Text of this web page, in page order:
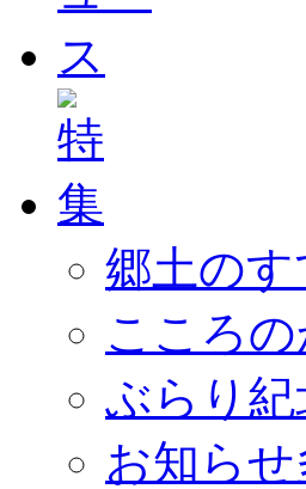
郷土のす
こころ
ぶらり紀
お知らせ